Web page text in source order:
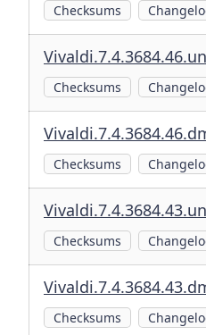
Checksums
Checksums
Checksums
Checksums
Checksums